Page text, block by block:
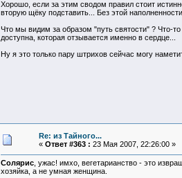
Хорошо, если за этим сводом правил стоит
вторую щёку подставить... Без этой
Что мы видим за образом "путь святости" ? Что-
доступна, которая отзывается именно в сердце...
Ну я это только пару штрихов сейчас могу
Re: из Тайного...
« Ответ #363 : 23 Мая 2007, 22:26:00 »
Солярис, ужас! имхо, вегетарианство - это
хозяйка, а не умная женщина.